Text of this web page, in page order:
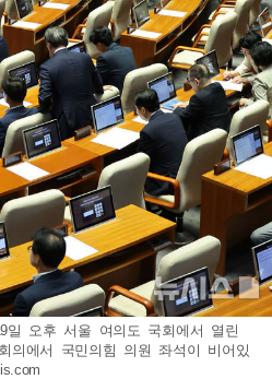
일 오후 서울 여의도 국회에서 열린
의에서 국민의힘 의원 좌석이 비어있